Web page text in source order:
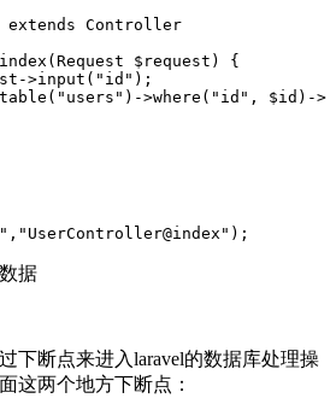
extends Controller
index ( Request $request )
{
->input ( "id" );
table ( "users" ) ->where ( "id" , $id ) ->
据
下断点来进入laravel的数据库处理操
这两个地方下断点：